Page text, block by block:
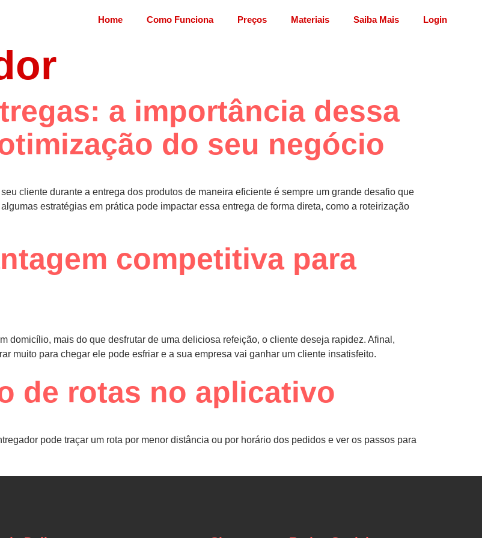
Home Como Funciona Preços Materiais Saiba Mais Login
a importância dessa
do seu negócio
cliente durante a entrega dos produtos de maneira eficiente é sempre um grande desafio que
estratégias em prática pode impactar essa entrega de forma direta, como a roteirização
competitiva para
domicílio, mais do que desfrutar de uma deliciosa refeição, o cliente deseja rapidez. Afinal,
muito para chegar ele pode esfriar e a sua empresa vai ganhar um cliente insatisfeito.
de rotas no aplicativo
pode traçar um rota por menor distância ou por horário dos pedidos e ver os passos para